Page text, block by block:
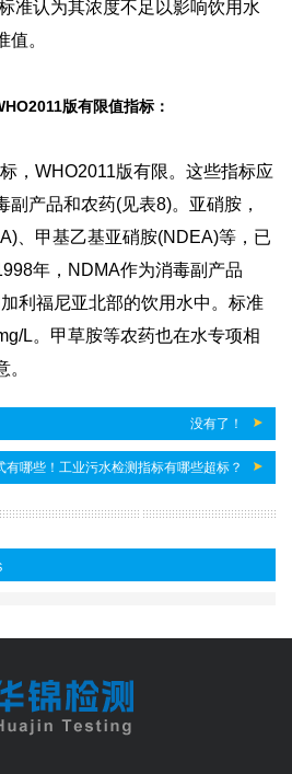
准认为其浓度不足以影响饮用水
。
版有限值指标：
，WHO2011版有限。这些指标应
产品和农药(见表8)。亚硝胺，
、甲基乙基亚硝胺(NDEA)等，已
年，NDMA作为消毒副产品
利福尼亚北部的饮用水中。标准
L。甲草胺等农药也在水专项相
没有了！
有哪些！工业污水检测指标有哪些超标？